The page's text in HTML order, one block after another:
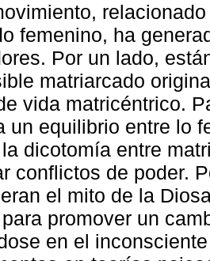
femenino, ha
Por un lado,
matriarcado
vida matricéntrico.
un equilibrio entre lo
dicotomía entre
conflictos de poder.
el mito de la
promover un
en el